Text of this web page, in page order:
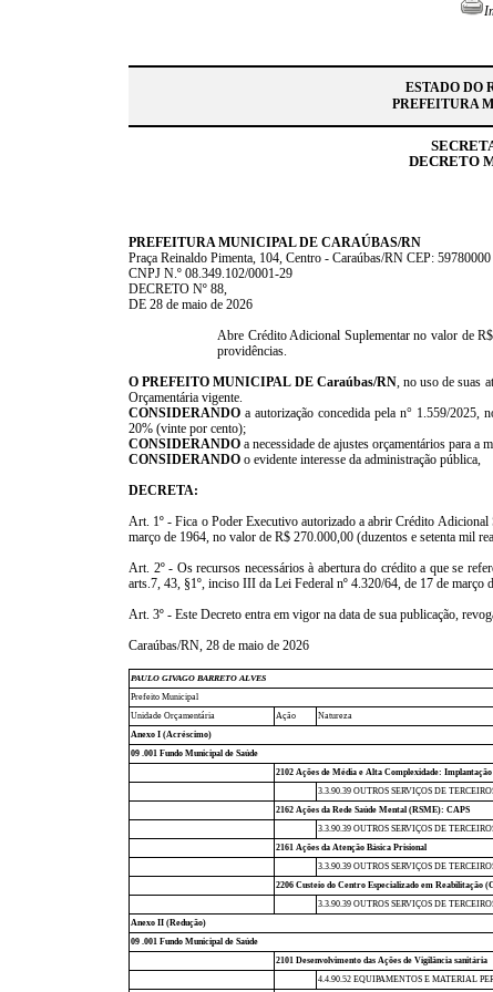
ESTADO DO
PREFEITURA
DECRETO
PREFEITURA MUNICIPAL DE CARAÚBAS/RN
Praça Reinaldo Pimenta, 104, Centro - Caraúbas/RN CEP:
CNPJ N.º 08.349.102/0001-29
DECRETO Nº 88,
DE 28 de maio de 2026
Abre Crédito Adicional Suplementar no valor de
providências.
O PREFEITO MUNICIPAL DE Caraúbas/RN, no uso de suas
Orçamentária vigente.
CONSIDERANDO a autorização concedida pela n° 1.559/2025,
20% (vinte por cento);
CONSIDERANDO a necessidade de ajustes orçamentários para a
CONSIDERANDO o evidente interesse da administração pública,
DECRETA:
Art. 1º - Fica o Poder Executivo autorizado a abrir Crédito
março de 1964, no valor de R$ 270.000,00 (duzentos e setenta mil
Art. 2º - Os recursos necessários à abertura do crédito a que se
arts.7, 43, §1º, inciso III da Lei Federal nº 4.320/64, de 17 de
Art. 3º - Este Decreto entra em vigor na data de sua publicação,
Caraúbas/RN, 28 de maio de 2026
PAULO GIVAGO BARRETO ALVES
Prefeito Municipal
Unidade Orçamentária
Ação Natureza
Anexo I (Acréscimo)
09 .001 Fundo Municipal de Saúde
2102 Ações de Média e Alta Complexidade:
3.3.90.39 OUTROS SERVIÇOS DE
2162 Ações da Rede Saúde Mental (RSME): CAPS
3.3.90.39 OUTROS SERVIÇOS DE
2161 Ações da Atenção Básica Prisional
3.3.90.39 OUTROS SERVIÇOS DE
2206 Custeio do Centro Especializado em Reabilitação
3.3.90.39 OUTROS SERVIÇOS DE
Anexo II (Redução)
09 .001 Fundo Municipal de Saúde
2101 Desenvolvimento das Ações de Vigilância sanitária
4.4.90.52 EQUIPAMENTOS E MATERIAL